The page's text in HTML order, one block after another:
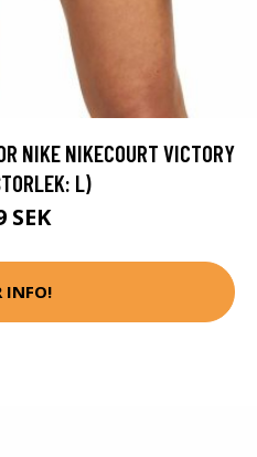
NIKE NIKECOURT VICTORY
L)
SEK
INFO!